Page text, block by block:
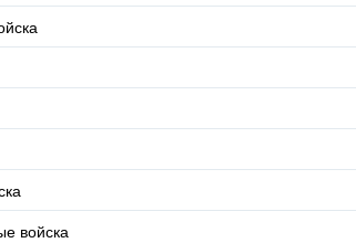
войска